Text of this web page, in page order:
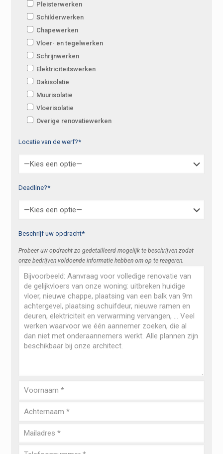
Pleisterwerken
Schilderwerken
Chapewerken
Vloer- en tegelwerken
Schrijnwerken
Elektriciteitswerken
Dakisolatie
Muurisolatie
Vloerisolatie
Overige renovatiewerken
Locatie van de werf?*
Deadline?*
Beschrijf uw opdracht*
Probeer uw opdracht zo gedetailleerd mogelijk te beschrijven zodat
onze bedrijven voldoende informatie hebben om op te reageren.